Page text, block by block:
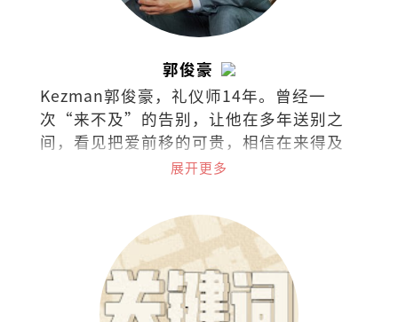
郭俊豪
Kezman郭俊豪，礼仪师14年。曾经一
次“来不及”的告别，让他在多年送别之
间，看见把爱前移的可贵，相信在来得及
以前，多做一点，能让遗憾少一些，也让
展开更多